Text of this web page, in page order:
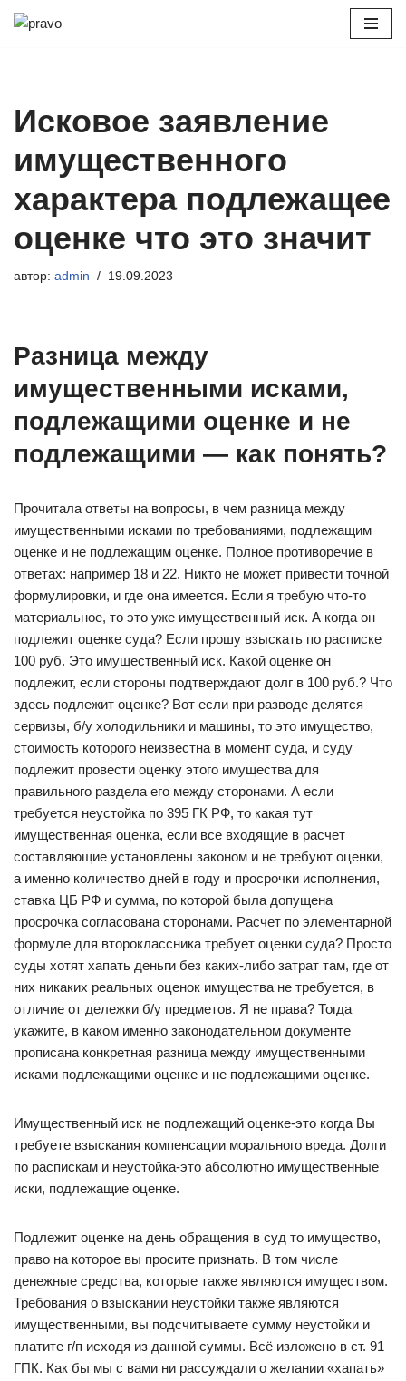
Исковое заявление
имущественного
характера подлежащее
оценке что это значит
автор: admin 19.09.2023
Разница между
имущественными исками,
подлежащими оценке и не
подлежащими — как понять?
Прочитала ответы на вопросы, в чем разница между
имущественными исками по требованиями, подлежащим
оценке и не подлежащим оценке. Полное противоречие в
ответах: например 18 и 22. Никто не может привести точной
формулировки, и где она имеется. Если я требую что-то
материальное, то это уже имущественный иск. А когда он
подлежит оценке суда? Если прошу взыскать по расписке
100 руб. Это имущественный иск. Какой оценке он
подлежит, если стороны подтверждают долг в 100 руб.? Что
здесь подлежит оценке? Вот если при разводе делятся
сервизы, б/у холодильники и машины, то это имущество,
стоимость которого неизвестна в момент суда, и суду
подлежит провести оценку этого имущества для
правильного раздела его между сторонами. А если
требуется неустойка по 395 ГК РФ, то какая тут
имущественная оценка, если все входящие в расчет
составляющие установлены законом и не требуют оценки,
а именно количество дней в году и просрочки исполнения,
ставка ЦБ РФ и сумма, по которой была допущена
просрочка согласована сторонами. Расчет по элементарной
формуле для второклассника требует оценки суда? Просто
суды хотят хапать деньги без каких-либо затрат там, где от
них никаких реальных оценок имущества не требуется, в
отличие от дележки б/у предметов. Я не права? Тогда
укажите, в каком именно законодательном документе
прописана конкретная разница между имущественными
исками подлежащими оценке и не подлежащими оценке.
Имущественный иск не подлежащий оценке-это когда Вы
требуете взыскания компенсации морального вреда. Долги
по распискам и неустойка-это абсолютно имущественные
иски, подлежащие оценке.
Подлежит оценке на день обращения в суд то имущество,
право на которое вы просите признать. В том числе
денежные средства, которые также являются имуществом.
Требования о взыскании неустойки также являются
имущественными, вы подсчитываете сумму неустойки и
платите г/п исходя из данной суммы. Всё изложено в ст. 91
ГПК. Как бы мы с вами ни рассуждали о желании «хапать»